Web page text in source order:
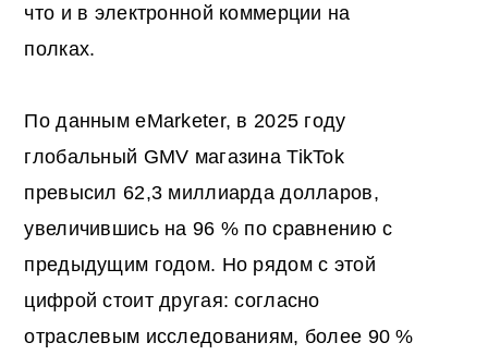
что и в электронной коммерции на
полках.
По данным eMarketer, в 2025 году
глобальный GMV магазина TikTok
превысил 62,3 миллиарда долларов,
увеличившись на 96 % по сравнению с
предыдущим годом. Но рядом с этой
цифрой стоит другая: согласно
отраслевым исследованиям, более 90 %